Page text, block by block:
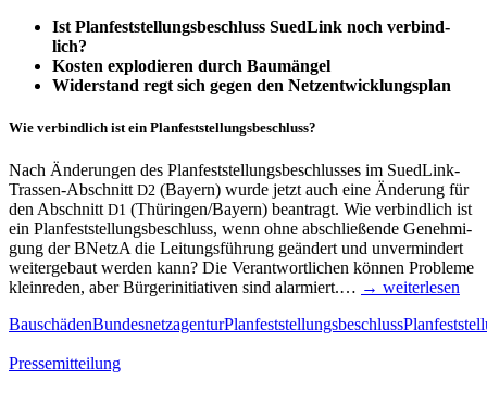
Ist Plan­fest­stel­lungs­be­schluss Sued­Link noch ver­bind­
lich?
Kos­ten explo­die­ren durch Bau­män­gel
Wider­stand regt sich gegen den Netzentwicklungsplan
Wie ver­bind­lich ist ein Planfeststellungsbeschluss?
Nach Ände­run­gen des Plan­fest­stel­lungs­be­schlus­ses im Sued­­­Link-
Tras­­sen-Abschnitt D2 (Bay­ern) wur­de jetzt auch eine Ände­rung für
den Abschnitt D1 (Thüringen/Bayern) bean­tragt. Wie ver­bind­lich ist
ein Plan­fest­stel­lungs­be­schluss, wenn ohne abschlie­ßen­de Geneh­mi­
gung der BNetzA die Lei­tungs­füh­rung geän­dert und unver­min­dert
wei­ter­ge­baut wer­den kann? Die Ver­ant­wort­li­chen kön­nen Pro­ble­me
klein­re­den, aber Bür­ger­initia­ti­ven sind alar­miert.… → wei­ter­le­sen
BauschädenBundesnetzagenturPlanfeststellungsbeschluss
Pressemitteilung